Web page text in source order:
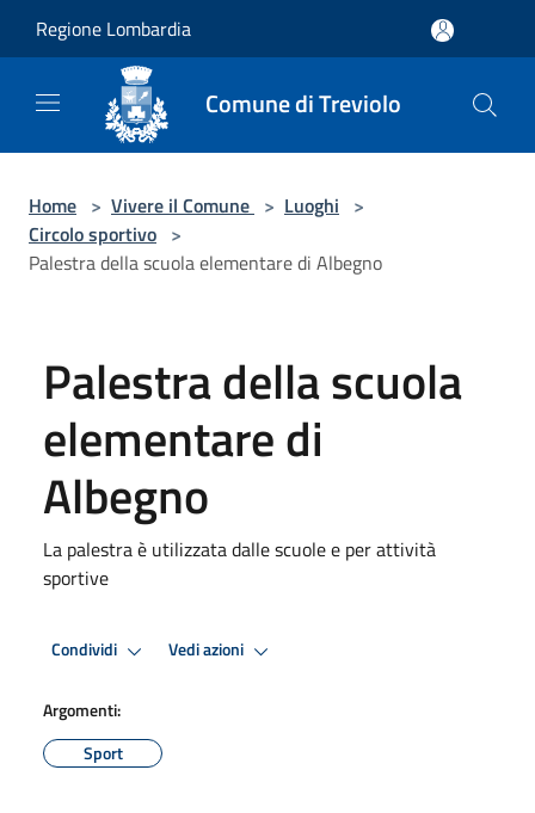
Regione Lombardia
Comune di Treviolo
Home > Vivere il Comune > Luoghi >
Circolo sportivo >
Palestra della scuola elementare di Albegno
Palestra della scuola
elementare di
Albegno
La palestra è utilizzata dalle scuole e per attività
sportive
Condividi Vedi azioni
Argomenti:
Sport